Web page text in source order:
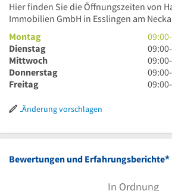
Hier finden Sie die Öffnungszeiten von
Immobilien GmbH in Esslingen am
Montag
9
Uhr
bis
18
Uhr
09:00-
Dienstag
9
Uhr
bis
13
09:00-
Mittwoch
9
Uhr
bis
09:00-
Donnerstag
9
Uhr
09:00-
Freitag
9
Uhr
09:00-
Änderung vorschlagen
Bewertungen und Erfahrungsberichte*
In Ordnung